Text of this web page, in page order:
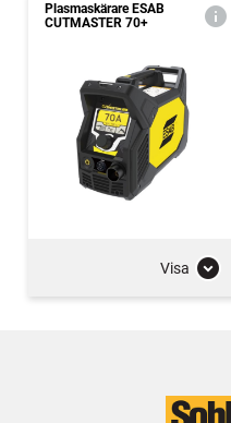
Plasmaskärare ESAB
CUTMASTER 70+
Visa